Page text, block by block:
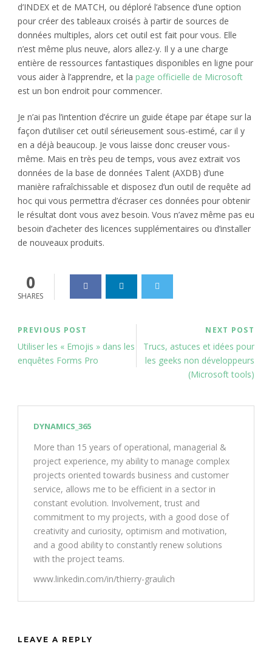
d’INDEX et de MATCH, ou déploré l’absence d’une option
pour créer des tableaux croisés à partir de sources de
données multiples, alors cet outil est fait pour vous. Elle
n’est même plus neuve, alors allez-y. Il y a une charge
entière de ressources fantastiques disponibles en ligne pour
vous aider à l’apprendre, et la page officielle de Microsoft
est un bon endroit pour commencer.
Je n’ai pas l’intention d’écrire un guide étape par étape sur la
façon d’utiliser cet outil sérieusement sous-estimé, car il y
en a déjà beaucoup. Je vous laisse donc creuser vous-
même. Mais en très peu de temps, vous avez extrait vos
données de la base de données Talent (AXDB) d’une
manière rafraîchissable et disposez d’un outil de requête ad
hoc qui vous permettra d’écraser ces données pour obtenir
le résultat dont vous avez besoin. Vous n’avez même pas eu
besoin d’acheter des licences supplémentaires ou d’installer
de nouveaux produits.
0
SHARES
PREVIOUS POST
Utiliser les « Emojis » dans les
enquêtes Forms Pro
NEXT POST
Trucs, astuces et idées pour
les geeks non développeurs
(Microsoft tools)
DYNAMICS_365
More than 15 years of operational, managerial &
project experience, my ability to manage complex
projects oriented towards business and customer
service, allows me to be efficient in a sector in
constant evolution. Involvement, trust and
commitment to my projects, with a good dose of
creativity and curiosity, optimism and motivation,
and a good ability to constantly renew solutions
with the project teams.
www.linkedin.com/in/thierry-graulich
LEAVE A REPLY